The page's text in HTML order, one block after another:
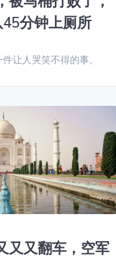
分钟上厕所
让人哭笑不得的事。
又又翻车，空军